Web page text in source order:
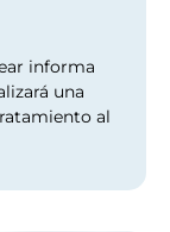
informa
una
al